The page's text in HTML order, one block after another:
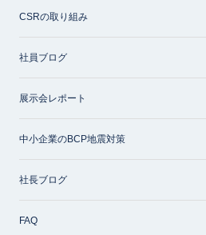
CSRの取り組み
社員ブログ
展示会レポート
中小企業のBCP地震対策
社長ブログ
FAQ